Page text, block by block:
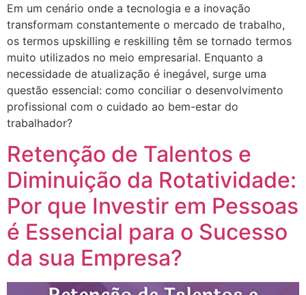
Em um cenário onde a tecnologia e a inovação
transformam constantemente o mercado de trabalho,
os termos upskilling e reskilling têm se tornado termos
muito utilizados no meio empresarial. Enquanto a
necessidade de atualização é inegável, surge uma
questão essencial: como conciliar o desenvolvimento
profissional com o cuidado ao bem-estar do
trabalhador?
Retenção de Talentos e
Diminuição da Rotatividade:
Por que Investir em Pessoas
é Essencial para o Sucesso
da sua Empresa?